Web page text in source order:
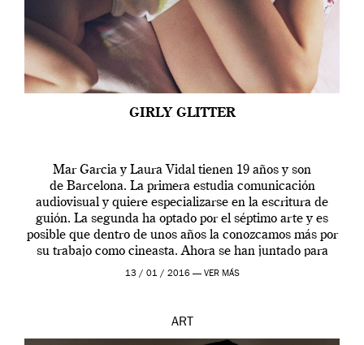
GIRLY GLITTER
Mar Garcia y Laura Vidal tienen 19 años y son
de Barcelona. La primera estudia comunicación
audiovisual y quiere especializarse en la escritura de
guión. La segunda ha optado por el séptimo arte y es
posible que dentro de unos años la conozcamos más por
su trabajo como cineasta. Ahora se han juntado para
contarnos una […]
13 / 01 / 2016 — VER MÁS
ART